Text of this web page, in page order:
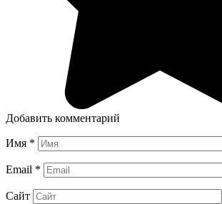
Добавить комментарий
Имя *
Email *
Сайт